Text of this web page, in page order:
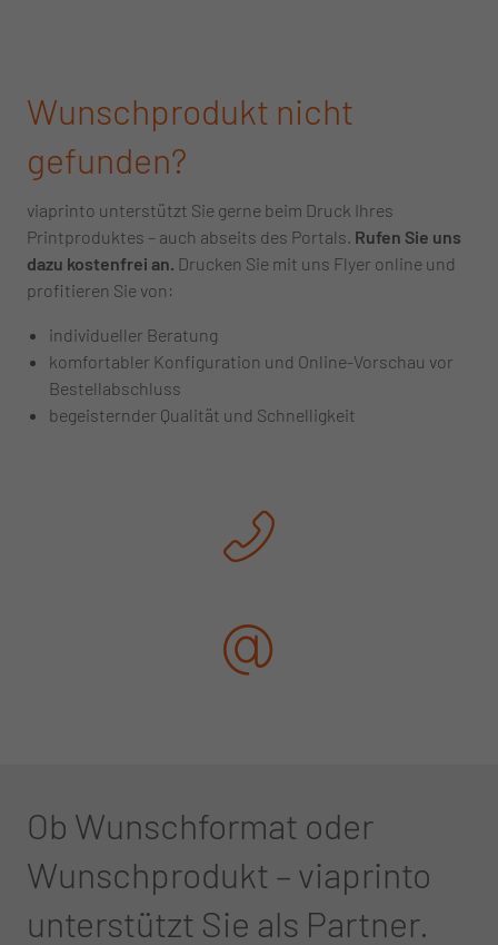
Wunschprodukt nicht
gefunden?
viaprinto unterstützt Sie gerne beim Druck Ihres
Printproduktes – auch abseits des Portals. Rufen Sie uns
dazu kostenfrei an. Drucken Sie mit uns Flyer online und
profitieren Sie von:
individueller Beratung
komfortabler Konfiguration und Online-Vorschau vor
Bestellabschluss
begeisternder Qualität und Schnelligkeit
Ob Wunschformat oder
Wunschprodukt – viaprinto
unterstützt Sie als Partner.